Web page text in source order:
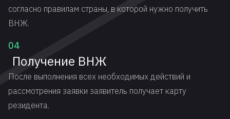
согласно правилам страны, в которой нужно получить
ВНЖ.
04
Получение ВНЖ
После выполнения всех необходимых действий и
рассмотрения заявки заявитель получает карту
резидента.